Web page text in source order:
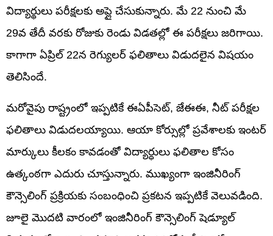
విద్యార్థులు పరీక్షలకు అప్లై చేసుకున్నారు. మే 22 నుంచి మే
29వ తేదీ వరకు రోజుకు రెండు విడతల్లో ఈ పరీక్షలు జరిగాయి.
కాగాగా ఏప్రిల్‌ 22న రెగ్యులర్‌ ఫలితాలు విడుదలైన విషయం
తెలిసిందే.
మరోవైపు రాష్ట్రంలో ఇప్పటికే ఈఏపీసెట్‌, జేఈఈ, నీట్‌ పరీక్షల
ఫలితాలు విడుదలయ్యాయి. ఆయా కోర్సుల్లో ప్రవేశాలకు ఇంటర్‌
మార్కులు కీలకం కావడంతో విద్యార్ధులు ఫలితాల కోసం
ఉత్కంఠగా ఎదురు చూస్తున్నారు. ముఖ్యంగా ఇంజినీరింగ్
కౌన్సెలింగ్ ప్రక్రియకు సంబంధించి ప్రకటన ఇప్పటికే వెలువడింది.
జూలై మొదటి వారంలో ఇంజినీరింగ్ కౌన్సెలింగ్ షెడ్యూల్